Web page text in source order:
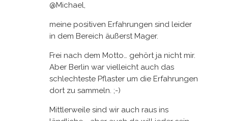
@Michael,
meine positiven Erfahrungen sind leider
in dem Bereich äußerst Mager.
Frei nach dem Motto… gehört ja nicht mir.
Aber Berlin war vielleicht auch das
schlechteste Pflaster um die Erfahrungen
dort zu sammeln. ;-)
Mittlerweile sind wir auch raus ins